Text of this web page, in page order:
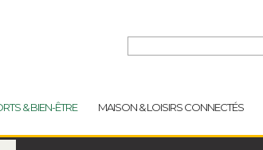
& BIEN-ÊTRE MAISON & LOISIRS CONNECTÉS